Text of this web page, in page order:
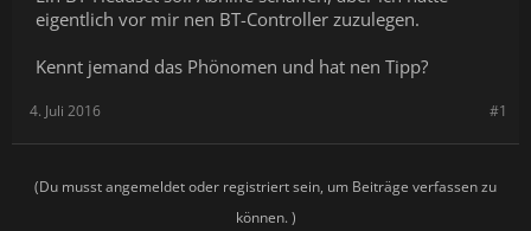
eigentlich vor mir nen BT-Controller zuzulegen.
Kennt jemand das Phönomen und hat nen Tipp?
#1
4. Juli 2016
(Du musst angemeldet oder registriert sein, um Beiträge verfassen zu
können. )